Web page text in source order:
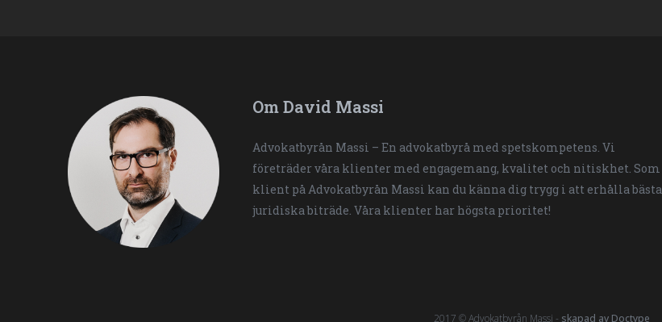
Om David Massi
Advokatbyrån Massi – En advokatbyrå med spetskompetens. Vi
företräder våra klienter med engagemang, kvalitet och nitiskhet. Som
klient på Advokatbyrån Massi kan du känna dig trygg i att erhålla bästa
juridiska biträde. Våra klienter har högsta prioritet!
2017 © Advokatbyrån Massi - skapad av Doctype